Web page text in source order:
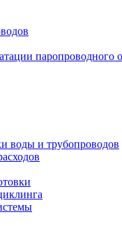
паропроводного
воды и трубопроводов